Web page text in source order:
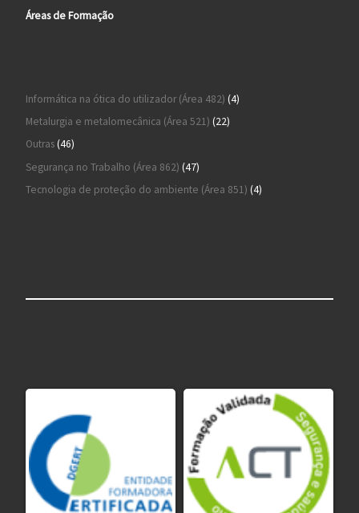
Áreas de Formação
Informática na ótica do utilizador (Área 482) 44 produtos
Metalurgia e metalomecânica (Área 521) 2222 produtos
Outras 4646 produtos
Segurança no Trabalho (Área 862) 4747 produtos
Tecnologia de proteção do ambiente (Área 851) 44 produtos